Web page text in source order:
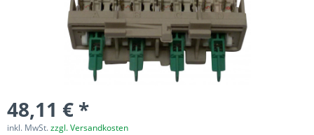
48,11 € *
inkl. MwSt.zzgl. Versandkosten